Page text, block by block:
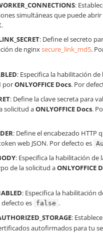
:
simultáneas que puede
: Define el secreto
de nginxsecure_link_md5.
: Especifica la habilitación
porONLYOFFICE Docs. Por
: Define la clave secreta para
solicitud aONLYOFFICE Docs.
: Define el encabezado HTTP
web JSON. Por defecto es
: Especifica la habilitación de
de la solicitud aONLYOFFICE
: Especifica la habilitación
es false .
:
autofirmados para tu